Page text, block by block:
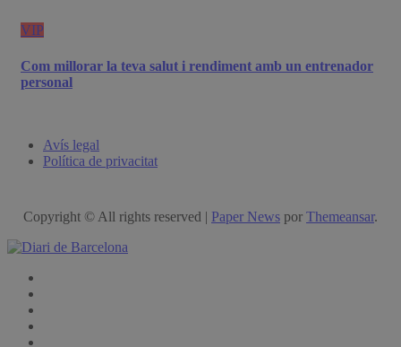
VIP
Com millorar la teva salut i rendiment amb un entrenador
personal
Avís legal
Política de privacitat
Copyright © All rights reserved | Paper News por Themeansar.